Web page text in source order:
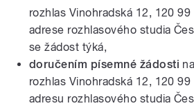
rozhlas Vinohradská 12, 120
adrese rozhlasového studia
se žádost týká,
doručením písemné žádosti
rozhlas Vinohradská 12, 120
adresu rozhlasového studia